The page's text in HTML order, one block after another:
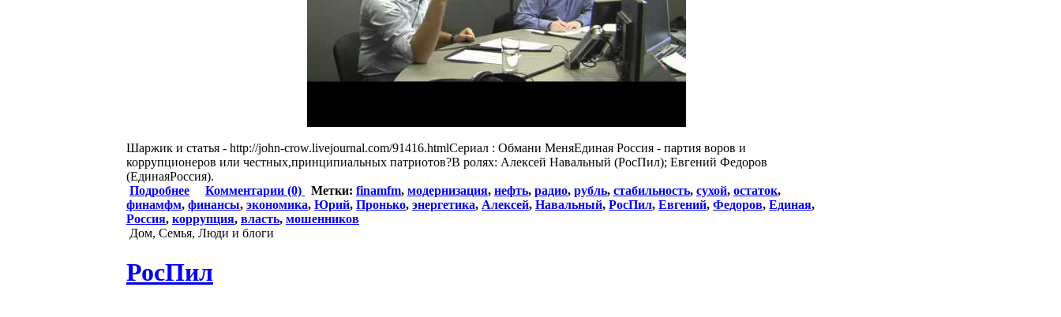
Шаржик и статья - http://john-crow.livejournal.com/91416.htmlСериал : Обмани МеняЕдиная Россия - партия воров и
коррупционеров или честных,принципиальных патриотов?В ролях: Алексей Навальный (РосПил); Евгений Федоров
(ЕдинаяРоссия).
Подробнее
Комментарии (0) Метки: finamfm, модернизация, нефть, радио, рубль, стабильность, сухой, остаток,
финамфм, финансы, экономика, Юрий, Пронько, энергетика, Алексей, Навальный, РосПил, Евгений, Федоров, Единая,
Россия, коррупция, власть, мошенников
Дом, Семья, Люди и блоги
РосПил